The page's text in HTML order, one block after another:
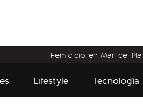
Femicidio en Mar del
Lifestyle Tecnología